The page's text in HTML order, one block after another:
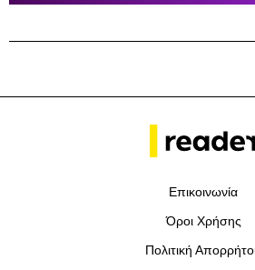
Επικοινωνία
Όροι Χρήσης
Πολιτική